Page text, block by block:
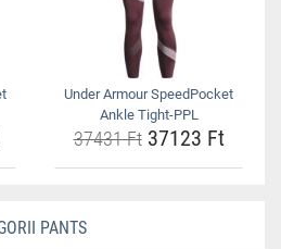
Under Armour SpeedPocket
Ankle Tight-PPL
37431 Ft37123 Ft
PANTS